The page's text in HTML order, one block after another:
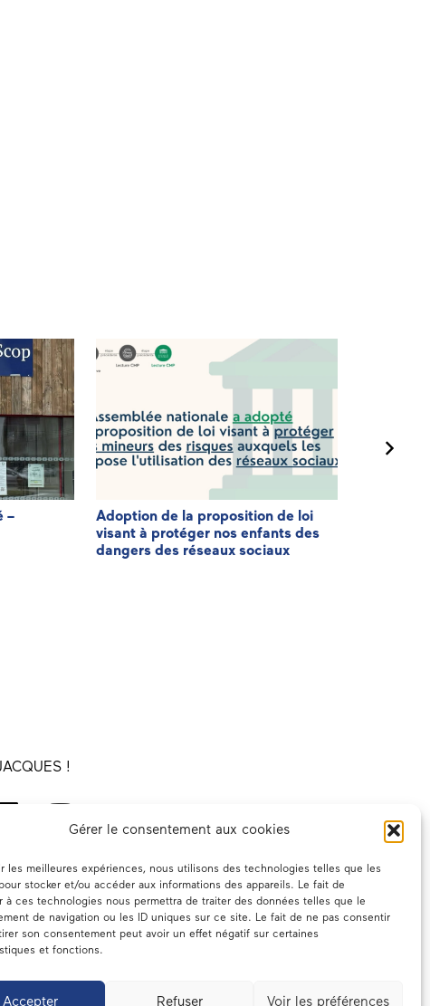
Gérer le consentement aux cookies
les meilleures expériences, nous utilisons des technologies telles que les
stocker et/ou accéder aux informations des appareils. Le fait de
à ces technologies nous permettra de traiter des données telles que le
de navigation ou les ID uniques sur ce site. Le fait de ne pas consentir
son consentement peut avoir un effet négatif sur certaines
et fonctions.
Accepter Refuser Voir les préférences
–
Adoption de la proposition de loi
visant à protéger nos enfants des
dangers des réseaux sociaux
!